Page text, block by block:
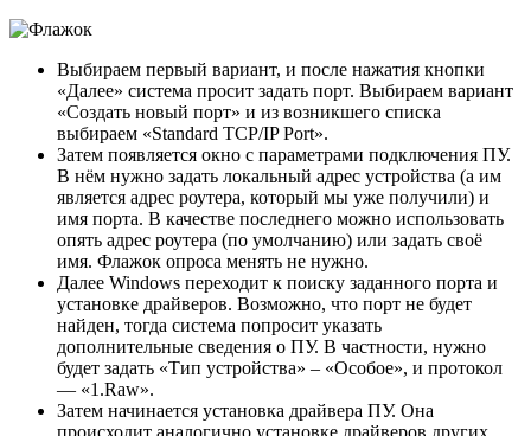
Выбираем первый вариант, и после нажатия кнопки
«Далее» система просит задать порт. Выбираем вариант
«Создать новый порт» и из возникшего списка
выбираем «Standard TCP/IP Port».
Затем появляется окно с параметрами подключения ПУ.
В нём нужно задать локальный адрес устройства (а им
является адрес роутера, который мы уже получили) и
имя порта. В качестве последнего можно использовать
опять адрес роутера (по умолчанию) или задать своё
имя. Флажок опроса менять не нужно.
Далее Windows переходит к поиску заданного порта и
установке драйверов. Возможно, что порт не будет
найден, тогда система попросит указать
дополнительные сведения о ПУ. В частности, нужно
будет задать «Тип устройства» – «Особое», и протокол
— «1.Raw».
Затем начинается установка драйвера ПУ. Она
происходит аналогично установке драйверов других